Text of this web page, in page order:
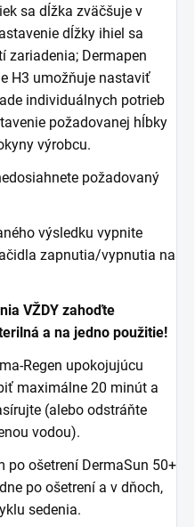
sa dĺžka zväčšuje v
dĺžky ihiel sa
zariadenia; Dermapen
H3 umožňuje nastaviť
individuálnych potrieb
požadovanej hĺbky
výrobcu.
požadovaný
výsledku vypnite
zapnutia/vypnutia na
VŽDY zahoďte
a na jedno použitie!
Regen upokojujúcu
maximálne 20 minút a
(alebo odstráňte
vodou).
po ošetrení DermaSun 50+
po ošetrení a v dňoch,
sedenia.